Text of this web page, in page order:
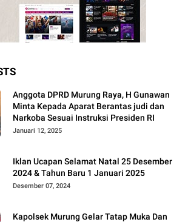
Anggota DPRD Murung Raya, H Gunawan
Minta Kepada Aparat Berantas judi dan
Narkoba Sesuai Instruksi Presiden RI
Januari 12, 2025
Iklan Ucapan Selamat Natal 25 Desember
2024 & Tahun Baru 1 Januari 2025
Desember 07, 2024
Kapolsek Murung Gelar Tatap Muka Dan